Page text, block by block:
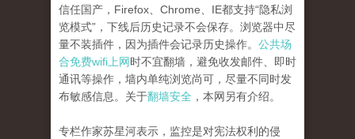
信任国产，Firefox、Chrome、IE都支持“隐私浏
览模式”，下线后历史记录不会保存。浏览器中尽
量不装插件，因为插件会记录历史操作。 公共场
合免费wifi上网时不宜翻墙，避免收发邮件、即时
通讯等操作，墙内单纯浏览尚可，尽量不同时发
布敏感信息。关于翻墙安全 ，本网另有介绍。
专栏作家苏星河表示，监控是对宪法权利的侵